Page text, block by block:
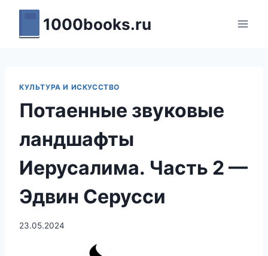
Перейти
содержимому
1000books.ru
КУЛЬТУРА И ИСКУССТВО
Потаенные звуковые
ландшафты
Иерусалима. Часть 2 —
Эдвин Серусси
23.05.2024